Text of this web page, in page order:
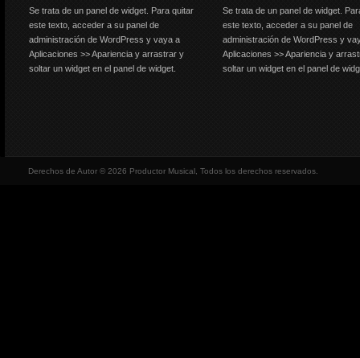
Se trata de un panel de widget. Para quitar
este texto, acceder a su panel de
administración de WordPress y vaya a
Aplicaciones >> Apariencia y arrastrar y
soltar un widget en el panel de widget.
Se trata de un panel de widget.
este texto, acceder a su panel de
administración de WordPress y
Aplicaciones >> Apariencia y
soltar un widget en el panel de
Derechos de Autor © 2026 Productor Musical, Todos los derechos reservados.